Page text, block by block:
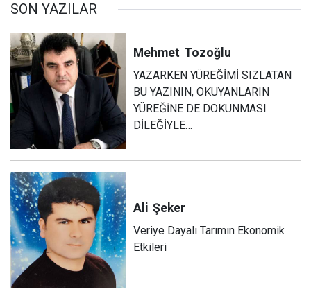
SON YAZILAR
Mehmet Tozoğlu
YAZARKEN YÜREĞİMİ SIZLATAN
BU YAZININ, OKUYANLARIN
YÜREĞİNE DE DOKUNMASI
DİLEĞİYLE…
Ali Şeker
Veriye Dayalı Tarımın Ekonomik
Etkileri